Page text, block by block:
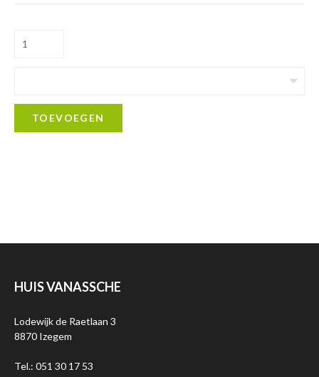
TOEVOEGEN
HUIS VANASSCHE
Lodewijk de Raetlaan 3
8870 Izegem
Tel.: 051 30 17 53